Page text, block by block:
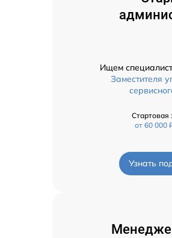
Ищем
Заместителя
Стартовая
от 60 000
Узнать